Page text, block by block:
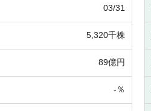
03/31
5,320千株
89億円
-％